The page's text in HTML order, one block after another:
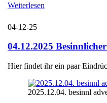
Weiterlesen
04-12-25
04.12.2025
Hier findet ihr ein paar
2025.12.04. besinnl